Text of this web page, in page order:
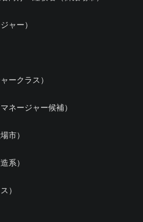
ャー）
ークラス）
ネージャー候補）
市）
系）
）